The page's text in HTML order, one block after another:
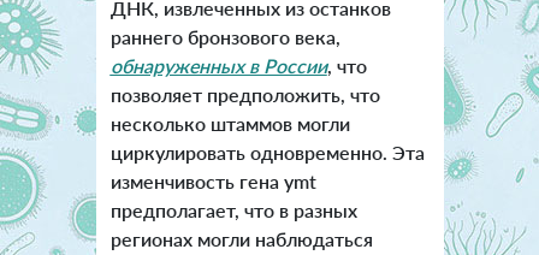
ДНК, извлеченных из останков
раннего бронзового века,
обнаруженных в России, что
позволяет предположить, что
несколько штаммов могли
циркулировать одновременно. Эта
изменчивость гена ymt
предполагает, что в разных
регионах могли наблюдаться